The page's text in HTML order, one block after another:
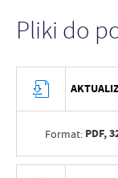
Pliki do
Format: PDF,